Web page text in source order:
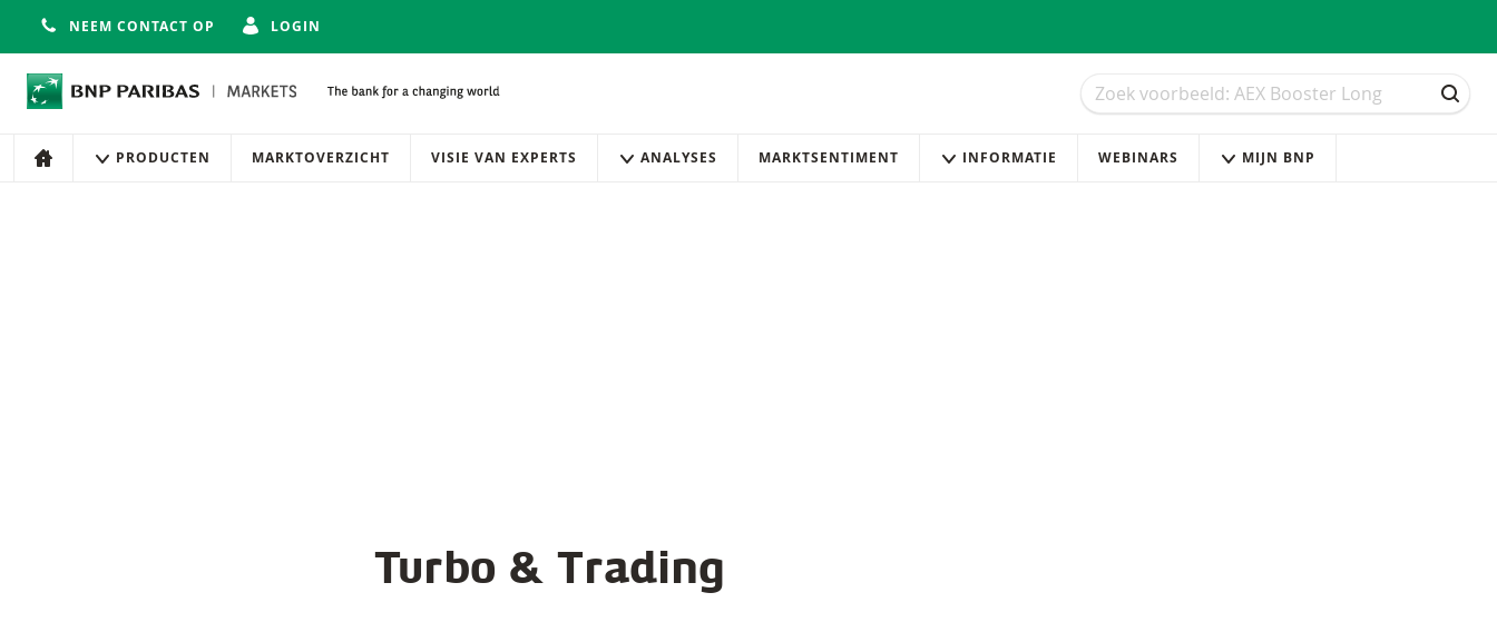
NEEM CONTACT OP LOGIN
Zoek
Zoek
ZOEK
Navigatie
Site navigatie
HOME PRODUCTEN MARKTOVERZICHT VISIE VAN EXPERTS ANALYSES MARKTSENTIMENT INFORMATIE WEBINARS MIJN BNP
Turbo & Trading